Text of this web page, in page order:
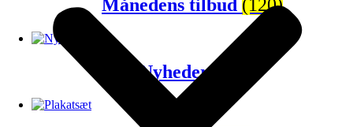
Månedens tilbud (120)
Nyheder